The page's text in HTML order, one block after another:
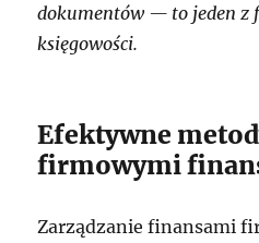
dokumentów — to jeden z
księgowości.
Efektywne
firmowymi
Zarządzanie finansami